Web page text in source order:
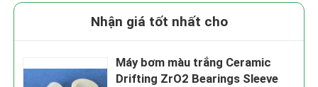
Nhận giá tốt nhất cho
Máy bơm màu trắng Ceramic
Drifting ZrO2 Bearings Sleeve